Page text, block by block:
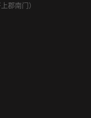
郡南门）